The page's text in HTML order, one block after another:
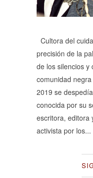
Cultora del
precisión de la
de los silencios y
comunidad
2019 se
conocida por su
escritora, editora
activista por los...